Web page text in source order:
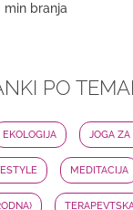
min branja
PO
EKOLOGIJA JOGA
MEDITACIJA